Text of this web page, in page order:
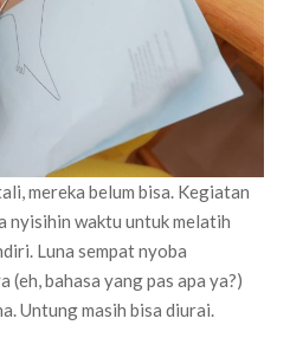
mereka belum bisa. Kegiatan
nyisihin waktu untuk melatih
Luna sempat nyoba
bahasa yang pas apa ya?)
Untung masih bisa diurai.